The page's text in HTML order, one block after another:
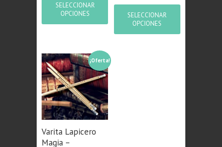
SELECCIONAR
OPCIONES
3,00€.2,50€.
SELECCIONAR
OPCIONES
¡Oferta!
Varita Lapicero
Magia –